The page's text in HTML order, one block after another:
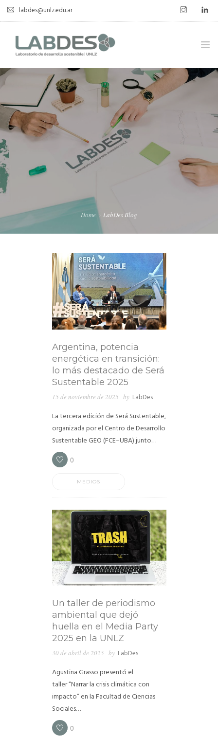
labdes@unlz.edu.ar
SOBRE LABDES
INVESTIGACIÓN
EXPERIENCIA SOSTENIBLE
NOVEDADES
NOTICIAS
Home LabDes Blog
Argentina, potencia
energética en transición:
lo más destacado de Será
Sustentable 2025
15 de noviembre de 2025 by LabDes
La tercera edición de Será Sustentable,
organizada por el Centro de Desarrollo
Sustentable GEO (FCE–UBA) junto…
0
MEDIOS
Un taller de periodismo
ambiental que dejó
huella en el Media Party
2025 en la UNLZ
30 de abril de 2025 by LabDes
Agustina Grasso presentó el
taller “Narrar la crisis climática con
impacto” en la Facultad de Ciencias
Sociales…
0